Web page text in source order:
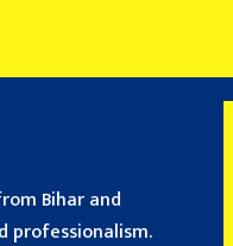
Bihar and
professionalism.